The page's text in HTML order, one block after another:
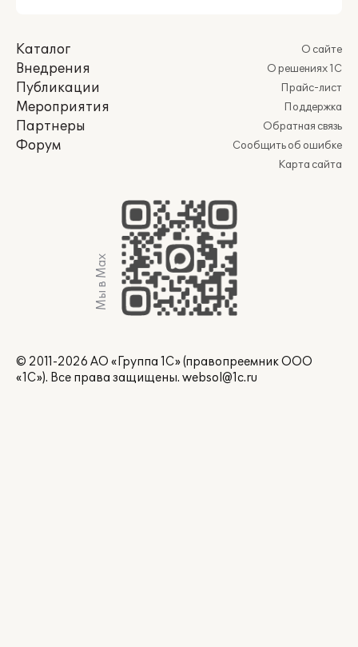
Каталог
Внедрения
Публикации
Мероприятия
Партнеры
Форум
О сайте
О решениях 1С
Прайс-лист
Поддержка
Обратная связь
Сообщить об ошибке
Карта сайта
Мы в Max
© 2011-2026 АО «Группа 1С» (правопреемник ООО
«1С»). Все права защищены. websol@1c.ru